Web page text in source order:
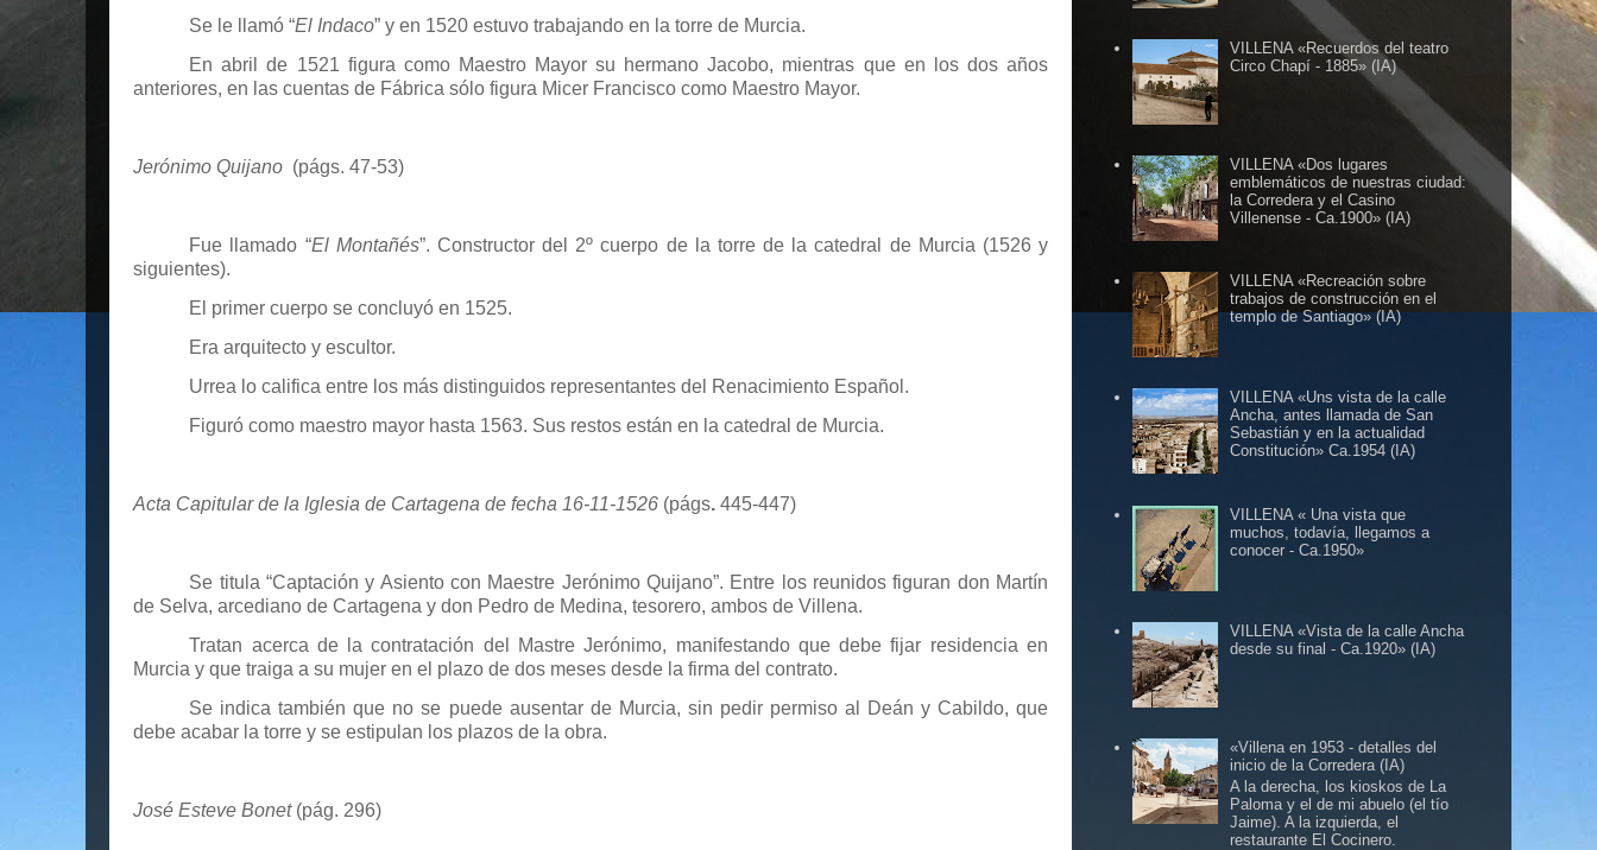
Se le llamó “El Indaco” y en 1520 estuvo trabajando en la torre de Murcia.
En abril de 1521 figura como Maestro Mayor su hermano Jacobo, mientras que en los dos años
anteriores, en las cuentas de Fábrica sólo figura Micer Francisco como Maestro Mayor.
Jerónimo Quijano (págs. 47-53)
Fue llamado “El Montañés”. Constructor del 2º cuerpo de la torre de la catedral de Murcia (1526 y
siguientes).
El primer cuerpo se concluyó en 1525.
Era arquitecto y escultor.
Urrea lo califica entre los más distinguidos representantes del Renacimiento Español.
Figuró como maestro mayor hasta 1563. Sus restos están en la catedral de Murcia.
Acta Capitular de la Iglesia de Cartagena de fecha 16-11-1526 (págs. 445-447)
Se titula “Captación y Asiento con Maestre Jerónimo Quijano”. Entre los reunidos figuran don Martín
de Selva, arcediano de Cartagena y don Pedro de Medina, tesorero, ambos de Villena.
Tratan acerca de la contratación del Mastre Jerónimo, manifestando que debe fijar residencia en
Murcia y que traiga a su mujer en el plazo de dos meses desde la firma del contrato.
Se indica también que no se puede ausentar de Murcia, sin pedir permiso al Deán y Cabildo, que
debe acabar la torre y se estipulan los plazos de la obra.
José Esteve Bonet(pág. 296)
VILLENA «Recuerdos del teatro
Circo Chapí - 1885» (IA)
VILLENA «Dos lugares
emblemáticos de nuestras ciudad:
la Corredera y el Casino
Villenense - Ca.1900» (IA)
VILLENA «Recreación sobre
trabajos de construcción en el
templo de Santiago» (IA)
VILLENA «Uns vista de la calle
Ancha, antes llamada de San
Sebastián y en la actualidad
Constitución» Ca.1954 (IA)
VILLENA « Una vista que
muchos, todavía, llegamos a
conocer - Ca.1950»
VILLENA «Vista de la calle Ancha
desde su final - Ca.1920» (IA)
«Villena en 1953 - detalles del
inicio de la Corredera (IA)
A la derecha, los kioskos de La
Paloma y el de mi abuelo (el tío
Jaime). A la izquierda, el
restaurante El Cocinero.